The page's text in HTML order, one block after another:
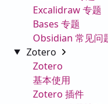
Excalidraw 专题
Bases 专题
Obsidian 常见问
Zotero
Zotero
基本使用
Zotero 插件